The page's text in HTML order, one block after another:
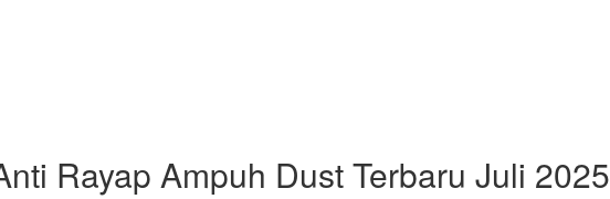
Rayap Ampuh Dust Terbaru Juli 2025